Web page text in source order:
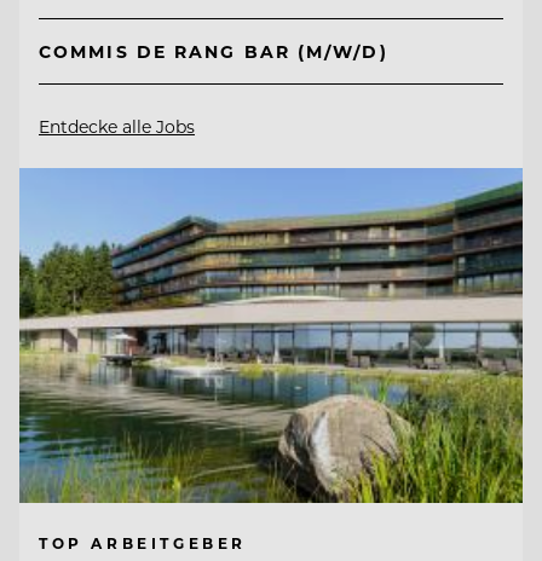
COMMIS DE RANG BAR (M/W/D)
Entdecke alle Jobs
TOP ARBEITGEBER